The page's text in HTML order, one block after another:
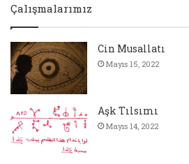
Çalışmalarımız
Cin Musallatı
Mayıs 15, 2022
Aşk Tılsımı
Mayıs 14, 2022